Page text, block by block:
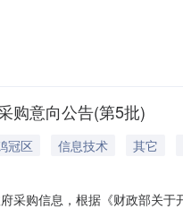
年05月无本次公开的采购
购意向公告(第5批)
冠区 信息技术
其它
采购信息，根据《财政部关